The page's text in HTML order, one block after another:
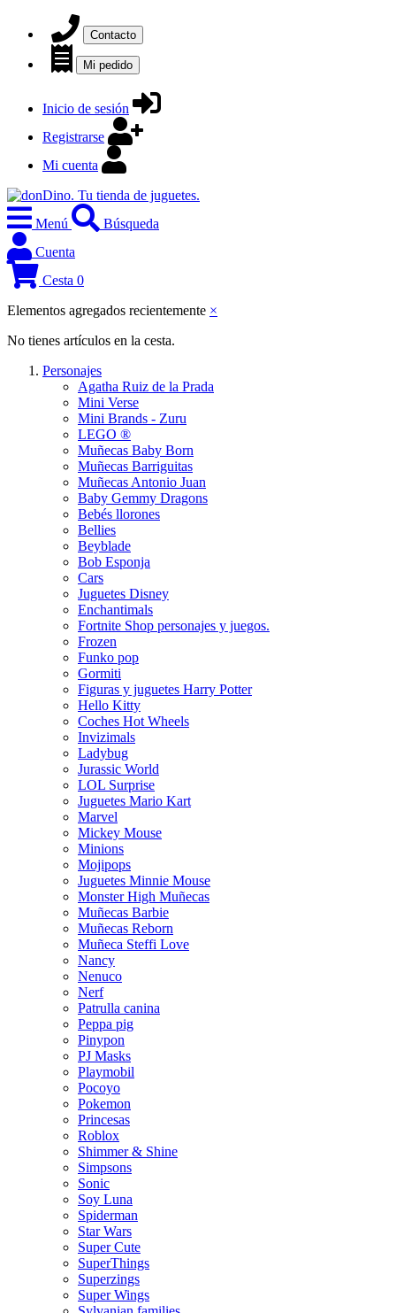
Contacto
Mi pedido
Inicio de sesión
Registrarse
Mi cuenta
Menú
Búsqueda
Cuenta
Cesta 0
Elementos agregados recientemente ×
No tienes artículos en la cesta.
Personajes
Agatha Ruiz de la Prada
Mini Verse
Mini Brands - Zuru
LEGO ®
Muñecas Baby Born
Muñecas Barriguitas
Muñecas Antonio Juan
Baby Gemmy Dragons
Bebés llorones
Bellies
Beyblade
Bob Esponja
Cars
Juguetes Disney
Enchantimals
Fortnite Shop personajes y juegos.
Frozen
Funko pop
Gormiti
Figuras y juguetes Harry Potter
Hello Kitty
Coches Hot Wheels
Invizimals
Ladybug
Jurassic World
LOL Surprise
Juguetes Mario Kart
Marvel
Mickey Mouse
Minions
Mojipops
Juguetes Minnie Mouse
Monster High Muñecas
Muñecas Barbie
Muñecas Reborn
Muñeca Steffi Love
Nancy
Nenuco
Nerf
Patrulla canina
Peppa pig
Pinypon
PJ Masks
Playmobil
Pocoyo
Pokemon
Princesas
Roblox
Shimmer & Shine
Simpsons
Sonic
Soy Luna
Spiderman
Star Wars
Super Cute
SuperThings
Superzings
Super Wings